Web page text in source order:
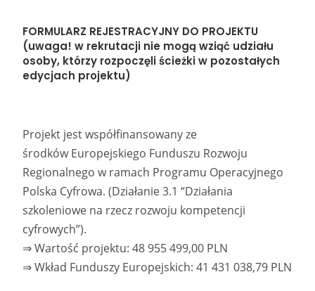
FORMULARZ REJESTRACYJNY DO PROJEKTU
(uwaga! w rekrutacji nie mogą wziąć udziału
osoby, którzy rozpoczęli ścieżki w pozostałych
edycjach projektu)
Projekt jest współfinansowany ze
środkówEuropejskiego Funduszu Rozwoju
Regionalnego w ramach Programu Operacyjnego
Polska Cyfrowa. (Działanie 3.1 “Działania
szkoleniowe na rzecz rozwoju kompetencji
cyfrowych”).
⇒Wartość projektu:48 955 499,00 PLN
⇒Wkład Funduszy Europejskich:41 431 038,79 PLN